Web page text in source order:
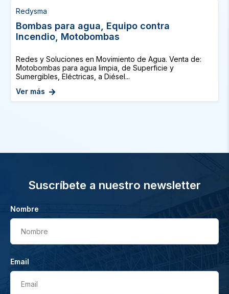
Redysma
Bombas para agua, Equipo contra
Incendio, Motobombas
Redes y Soluciones en Movimiento de Agua. Venta de:
Motobombas para agua limpia, de Superficie y
Sumergibles, Eléctricas, a Diésel...
Ver más
Suscríbete a nuestro newsletter
Nombre
Nombre
Email
Email